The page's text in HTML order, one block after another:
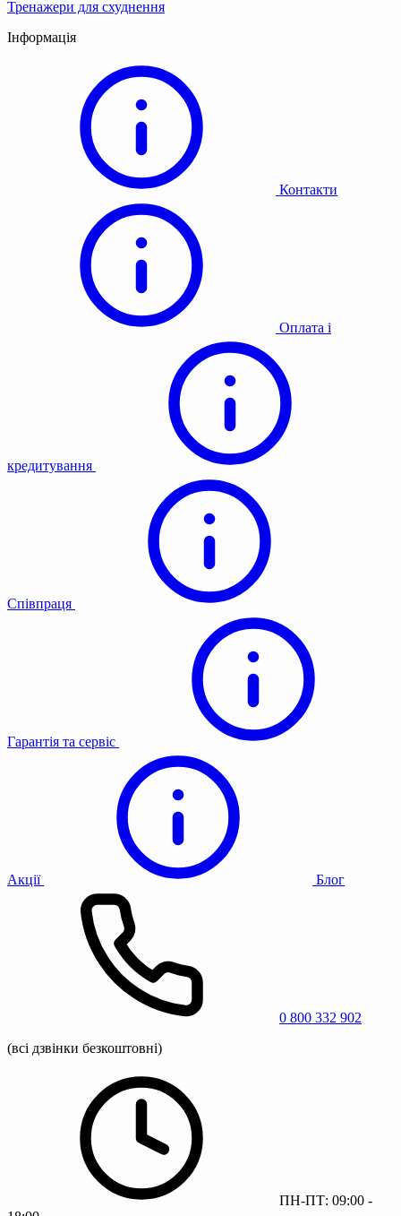
Тренажери для схуднення
Інформація
Контакти
Оплата і
кредитування
Співпраця
Гарантія та сервіс
Акції Блог
0 800 332 902
(всі дзвінки безкоштовні)
ПН-ПТ: 09:00 -